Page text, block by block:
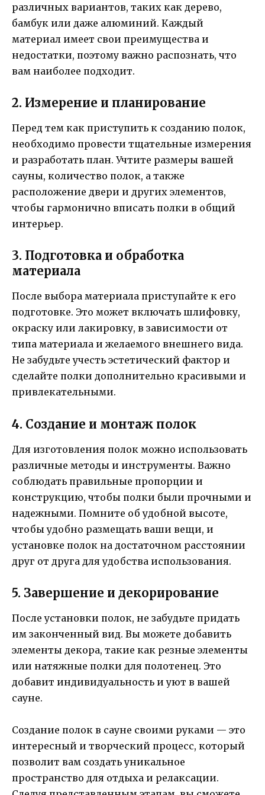
различных вариантов, таких как дерево,
бамбук или даже алюминий. Каждый
материал имеет свои преимущества и
недостатки, поэтому важно распознать, что
вам наиболее подходит.
2. Измерение и планирование
Перед тем как приступить к созданию полок,
необходимо провести тщательные измерения
и разработать план. Учтите размеры вашей
сауны, количество полок, а также
расположение двери и других элементов,
чтобы гармонично вписать полки в общий
интерьер.
3. Подготовка и обработка
материала
После выбора материала приступайте к его
подготовке. Это может включать шлифовку,
окраску или лакировку, в зависимости от
типа материала и желаемого внешнего вида.
Не забудьте учесть эстетический фактор и
сделайте полки дополнительно красивыми и
привлекательными.
4. Создание и монтаж полок
Для изготовления полок можно использовать
различные методы и инструменты. Важно
соблюдать правильные пропорции и
конструкцию, чтобы полки были прочными и
надежными. Помните об удобной высоте,
чтобы удобно размещать ваши вещи, и
установке полок на достаточном расстоянии
друг от друга для удобства использования.
5. Завершение и декорирование
После установки полок, не забудьте придать
им законченный вид. Вы можете добавить
элементы декора, такие как резные элементы
или натяжные полки для полотенец. Это
добавит индивидуальность и уют в вашей
сауне.
Создание полок в сауне своими руками — это
интересный и творческий процесс, который
позволит вам создать уникальное
пространство для отдыха и релаксации.